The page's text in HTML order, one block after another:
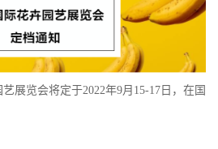
展览会将定于2022年9月15-17日，在国